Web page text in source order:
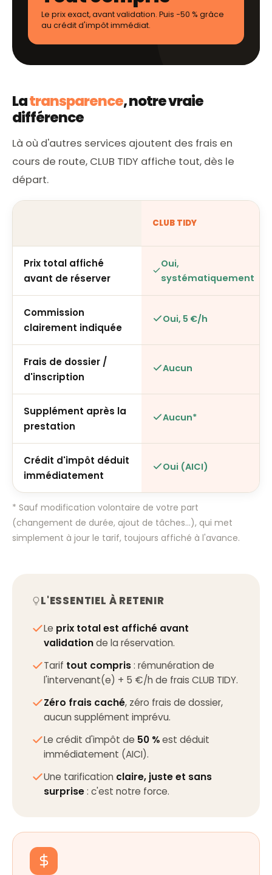
Le prix exact, avant validation. Puis −50 % grâce
au crédit d'impôt immédiat.
Latransparence, notre vraie
différence
Là où d'autres services ajoutent des frais en
cours de route, CLUB TIDY affiche tout, dès le
départ.
CLUB TIDY
Prix total affiché
avant de réserver
Oui,
systématiquement
Commission
clairement indiquée
Oui, 5 €/h
Frais de dossier /
d'inscription
Aucun
Supplément après la
prestation
Aucun*
Crédit d'impôt déduit
immédiatement
Oui (AICI)
* Sauf modification volontaire de votre part
(changement de durée, ajout de tâches…), qui met
simplement à jour le tarif, toujours affiché à l'avance.
L'ESSENTIEL À RETENIR
Le prix total est affiché avant
validationde la réservation.
Tarif tout compris: rémunération de
l'intervenant(e) + 5 €/h de frais CLUB TIDY.
Zéro frais caché, zéro frais de dossier,
aucun supplément imprévu.
Le crédit d'impôt de 50 %est déduit
immédiatement (AICI).
Une tarification claire, juste et sans
surprise: c'est notre force.